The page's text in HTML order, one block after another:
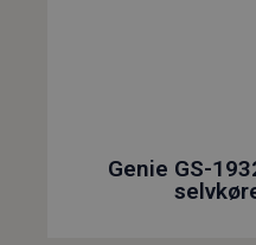
Genie GS-